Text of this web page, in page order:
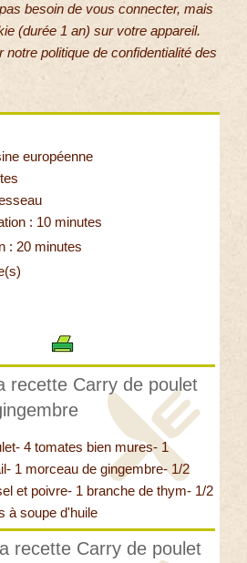
besoin de vous connecter, mais
(durée 1 an) sur votre appareil.
politique de confidentialité des
européenne
: 10 minutes
: 20 minutes
recette Carry de poulet
4 tomates bien mures- 1
1 morceau de gingembre- 1/2
et poivre- 1 branche de thym- 1/2
à soupe d'huile
recette Carry de poulet